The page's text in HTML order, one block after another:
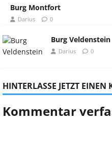
Burg Montfort
Darius 0
Burg Veldenstein
Darius 0
HINTERLASSE JETZT
Kommentar